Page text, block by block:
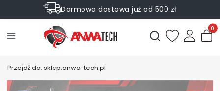
Darmowa dostawa już od 500 zł
Sprawdź Rabaty na wybrane produkty
Otwórz
Przejdź do: sklep.anwa-tech.pl